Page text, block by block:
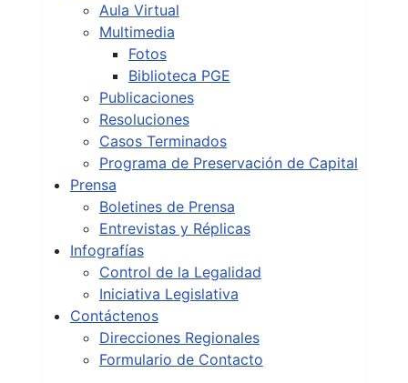
Aula Virtual
Multimedia
Fotos
Biblioteca PGE
Publicaciones
Resoluciones
Casos Terminados
Programa de Preservación de Capital
Prensa
Boletines de Prensa
Entrevistas y Réplicas
Infografías
Control de la Legalidad
Iniciativa Legislativa
Contáctenos
Direcciones Regionales
Formulario de Contacto